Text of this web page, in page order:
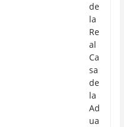
de
la
Re
al
Ca
sa
de
la
Ad
ua